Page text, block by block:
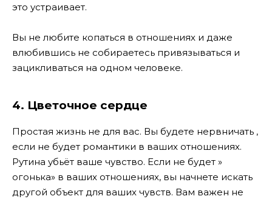
это устраивает.
Вы не любите копаться в отношениях и даже
влюбившись не собираетесь привязываться и
зацикливаться на одном человеке.
4. Цветочное сердце
Простая жизнь не для вас. Вы будете нервничать ,
если не будет романтики в ваших отношениях.
Рутина убьёт ваше чувство. Если не будет »
огонька» в ваших отношениях, вы начнете искать
другой объект для ваших чувств. Вам важен не